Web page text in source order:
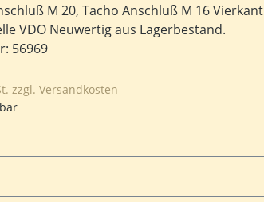
M 20, Tacho Anschluß M 16 Vierkant
VDO Neuwertig aus Lagerbestand.
56969
zzgl. Versandkosten